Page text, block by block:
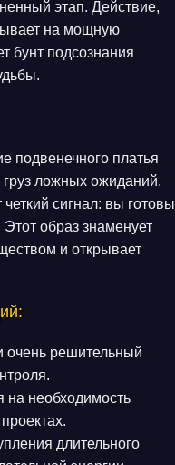
этап. Действие,
на мощную
бунт подсознания
подвенечного платья
груз ложных ожиданий.
сигнал: вы готовы
образ знаменует
и открывает
очень решительный
на необходимость
длительного